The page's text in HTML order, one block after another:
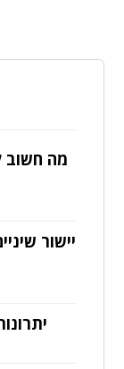
מה חשוב
יישור